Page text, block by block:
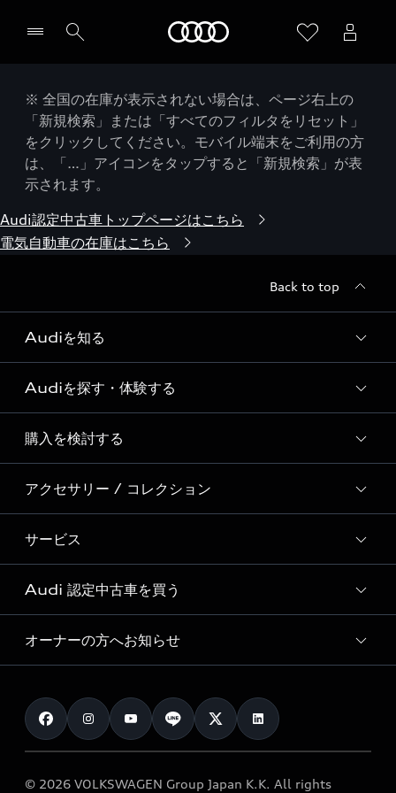
※ 全国の在庫が表示されない場合は、ページ右上の
「新規検索」または「すべてのフィルタをリセット」
をクリックしてください。モバイル端末をご利用の方
は、「…」アイコンをタップすると「新規検索」が表
示されます。
Audi認定中古車トップページはこちら
電気自動車の在庫はこちら
Back to top
Audiを知る
Audi ブランド
Story of Progress
Audi Sport
Formula 1®
デジタルサービス
Audiを探す・体験する
ディーラー検索
新車在庫検索
試乗車・展示車検索
見積り依頼
試乗予約
購入を検討する
モデル一覧
特別仕様モデル / 限定モデル
e-tronラインアップ
価格シミュレーション
車両比較
カタログ一覧
アクセサリー / コレクション
純正アクセサリー
オンラインショップ
Audi collection
アウディナビアプリ
サービス
サービス入庫予約
サービスプログラム
メンテナンス
車検 / 定期点検
e-tronアフターサポート
Audi 認定中古車を買う
Audi認定中古車
クオリティ
保証
メンテナンス
オーナーの方へお知らせ
お知らせ
オーナー様向けキャンペーン
© 2026 VOLKSWAGEN Group Japan K.K. All rights